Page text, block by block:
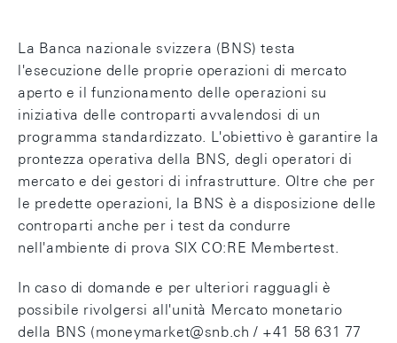
La Banca nazionale svizzera (BNS) testa
l'esecuzione delle proprie operazioni di mercato
aperto e il funzionamento delle operazioni su
iniziativa delle controparti avvalendosi di un
programma standardizzato. L'obiettivo è garantire la
prontezza operativa della BNS, degli operatori di
mercato e dei gestori di infrastrutture. Oltre che per
le predette operazioni, la BNS è a disposizione delle
controparti anche per i test da condurre
nell'ambiente di prova SIX CO:RE Membertest.
In caso di domande e per ulteriori ragguagli è
possibile rivolgersi all'unità Mercato monetario
della BNS (moneymarket@snb.ch / +41 58 631 77